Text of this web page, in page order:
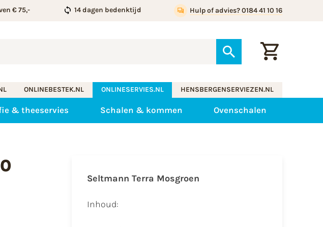
€ 75,- 14 dagen bedenktijd Hulp of advies? 0184 41 10 16
ONLINEBESTEK.NL ONLINESERVIES.NL HENSBERGENSERVIEZEN.NL
& theeservies Schalen & kommen Ovenschalen
Seltmann Terra Mosgroen
Inhoud: